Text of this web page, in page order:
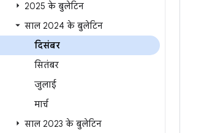
2025 के बुलेटिन
साल 2024 के बुलेटिन
दिसंबर
सितंबर
जुलाई
मार्च
साल 2023 के बुलेटिन